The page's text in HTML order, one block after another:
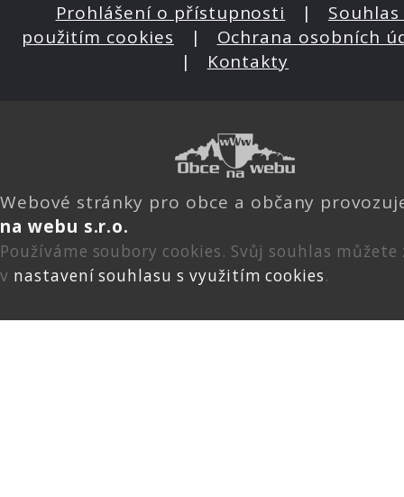
Prohlášení o přístupnosti | Souhlas
použitím cookies | Ochrana osobních
| Kontakty
Webové stránky pro obce a občany
na webu s.r.o.
Používáme soubory cookies. Svůj souhlas
v nastavení souhlasu s využitím cookies.